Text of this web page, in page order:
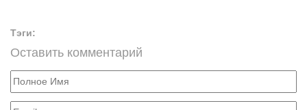
Тэги:
Оставить комментарий